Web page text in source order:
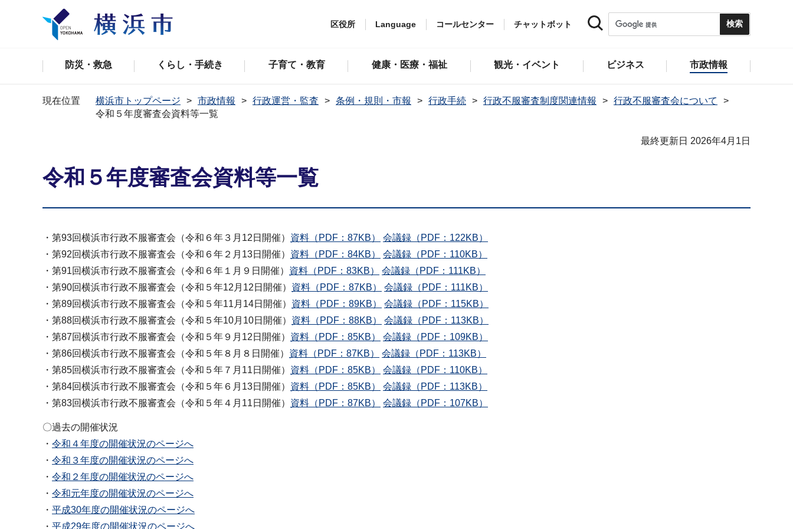
区役所 Language コールセンター チャットボット
防災・救急 くらし・手続き 子育て・教育 健康・医療・福祉 観光・イベント ビジネス 市政情報
現在位置 横浜市トップページ 市政情報 行政運営・監査 条例・規則・市報 行政手続 行政不服審査制度関連情報
行政不服審査会について
令和５年度審査会資料等一覧
最終更新日 2026年4月1日
令和５年度審査会資料等一覧
・第93回横浜市行政不服審査会（令和６年３月12日開催） 資料（PDF：87KB）
会議録（PDF：122KB）
・第92回横浜市行政不服審査会（令和６年２月13日開催） 資料（PDF：84KB）
会議録（PDF：110KB）
・第91回横浜市行政不服審査会（令和６年１月９日開催） 資料（PDF：83KB）
会議録（PDF：111KB）
・第90回横浜市行政不服審査会（令和５年12月12日開催） 資料（PDF：87KB）
会議録（PDF：111KB）
・第89回横浜市行政不服審査会（令和５年11月14日開催） 資料（PDF：89KB）
会議録（PDF：115KB）
・第88回横浜市行政不服審査会（令和５年10月10日開催） 資料（PDF：88KB）
会議録（PDF：113KB）
・第87回横浜市行政不服審査会（令和５年９月12日開催） 資料（PDF：85KB）
会議録（PDF：109KB）
・第86回横浜市行政不服審査会（令和５年８月８日開催） 資料（PDF：87KB）
会議録（PDF：113KB）
・第85回横浜市行政不服審査会（令和５年７月11日開催） 資料（PDF：85KB）
会議録（PDF：110KB）
・第84回横浜市行政不服審査会（令和５年６月13日開催） 資料（PDF：85KB）
会議録（PDF：113KB）
・第83回横浜市行政不服審査会（令和５年４月11日開催） 資料（PDF：87KB） 会議録（PDF：107KB）
〇過去の開催状況
・ 令和４年度の開催状況のページへ
・ 令和３年度の開催状況のページへ
・ 令和２年度の開催状況のページへ
・ 令和元年度の開催状況のページへ
・ 平成30年度の開催状況のページへ
・ 平成29年度の開催状況のページへ